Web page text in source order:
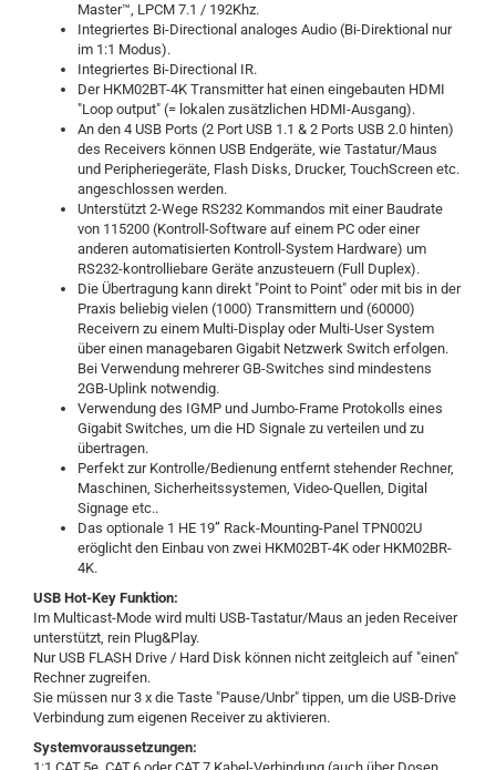
Master™, LPCM 7.1 / 192Khz.
Integriertes Bi-Directional analoges Audio (Bi-Direktional nur
im 1:1 Modus).
Integriertes Bi-Directional IR.
Der HKM02BT-4K Transmitter hat einen eingebauten HDMI
"Loop output" (= lokalen zusätzlichen HDMI-Ausgang).
An den 4 USB Ports (2 Port USB 1.1 & 2 Ports USB 2.0 hinten)
des Receivers können USB Endgeräte, wie Tastatur/Maus
und Peripheriegeräte, Flash Disks, Drucker, TouchScreen etc.
angeschlossen werden.
Unterstützt 2-Wege RS232 Kommandos mit einer Baudrate
von 115200 (Kontroll-Software auf einem PC oder einer
anderen automatisierten Kontroll-System Hardware) um
RS232-kontrolliebare Geräte anzusteuern (Full Duplex).
Die Übertragung kann direkt "Point to Point" oder mit bis in der
Praxis beliebig vielen (1000) Transmittern und (60000)
Receivern zu einem Multi-Display oder Multi-User System
über einen managebaren Gigabit Netzwerk Switch erfolgen.
Bei Verwendung mehrerer GB-Switches sind mindestens
2GB-Uplink notwendig.
Verwendung des IGMP und Jumbo-Frame Protokolls eines
Gigabit Switches, um die HD Signale zu verteilen und zu
übertragen.
Perfekt zur Kontrolle/Bedienung entfernt stehender Rechner,
Maschinen, Sicherheitssystemen, Video-Quellen, Digital
Signage etc..
Das optionale 1 HE 19” Rack-Mounting-Panel TPN002U
eröglicht den Einbau von zwei HKM02BT-4K oder HKM02BR-
4K.
USB Hot-Key Funktion:
Im Multicast-Mode wird multi USB-Tastatur/Maus an jeden Receiver
unterstützt, rein Plug&Play.
Nur USB FLASH Drive / Hard Disk können nicht zeitgleich auf "einen"
Rechner zugreifen.
Sie müssen nur 3 x die Taste "Pause/Unbr" tippen, um die USB-Drive
Verbindung zum eigenen Receiver zu aktivieren.
Systemvoraussetzungen: